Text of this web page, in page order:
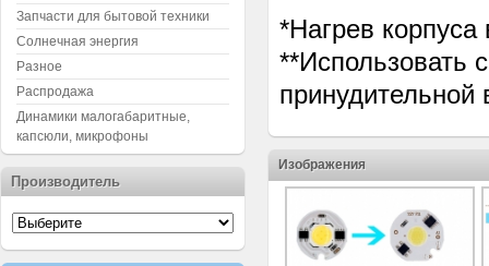
*Нагрев
**Использовать
Изображения
Запчасти для бытовой техники
Солнечная энергия
Разное
Распродажа
Динамики малогабаритные,
капсюли, микрофоны
Производитель